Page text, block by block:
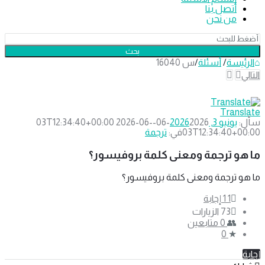
أتصل بنا
من نحن
الرئيسة/ أسئلة/س 16040
التالي
دليل
الترجمة
الاحدث
أسئلة
Translate
سأل: يونيو 3, 2026 2026-06-03T12:34:40+00:00
2026-06-
03T12:34:40+00:00في: ترجمة
ما هو ترجمة ومعنى كلمة بروفيسور؟
ما هو ترجمة ومعنى كلمة بروفيسور؟
1 ‫1 إجابة
73 الزيارات
0 متابعين
0
إجابة